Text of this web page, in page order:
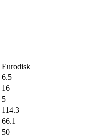
Eurodisk
6.5
16
5
114.3
66.1
50